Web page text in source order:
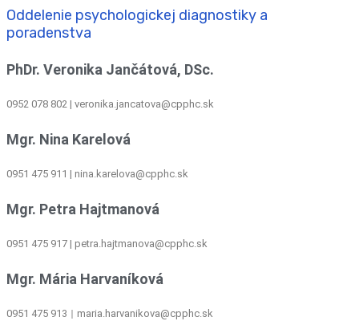
Oddelenie psychologickej diagnostiky a
poradenstva
PhDr. Veronika Jančátová, DSc.
0952 078 802 | veronika.jancatova@cpphc.sk
Mgr. Nina Karelová
0951 475 911 | nina.karelova@cpphc.sk
Mgr. Petra Hajtmanová
0951 475 917 | petra.hajtmanova@cpphc.sk
Mgr. Mária Harvaníková
0951 475 913 maria.harvanikova@cpphc.sk